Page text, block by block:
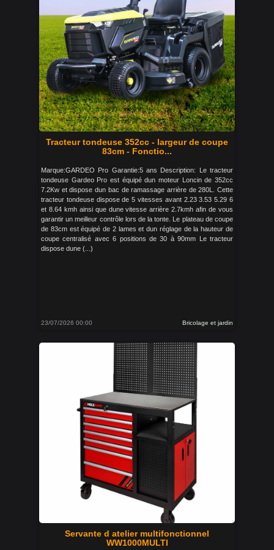
Tracteur tondeuse 352cc - largeur de coupe
83cm - Fonctio...
Marque:GARDEO Pro Garantie:5 ans Description: Le tracteur
tondeuse Gardeo Pro est équipé dun moteur Loncin de 352cc
7.2Kw et dispose dun bac de ramassage arrière de 280L. Cette
tracteur tondeuse dispose de 5 vitesses avant 2.23 3.53 5.29 6
et 8.64 kmh ainsi que dune vitesse arrière 2.7kmh afin de vous
garantir un meilleur contrôle lors de la tonte. Le plateau de coupe
de 83cm est équipé de 2 lames et dun réglage de la hauteur de
coupe centralisé avec 6 positions de 30 à 90mm Le tracteur
dispose dune (...)
23/07/2026 00:00 Bricolage et jardin
Servante d atelier multifonctionnel
WW1000MULTI